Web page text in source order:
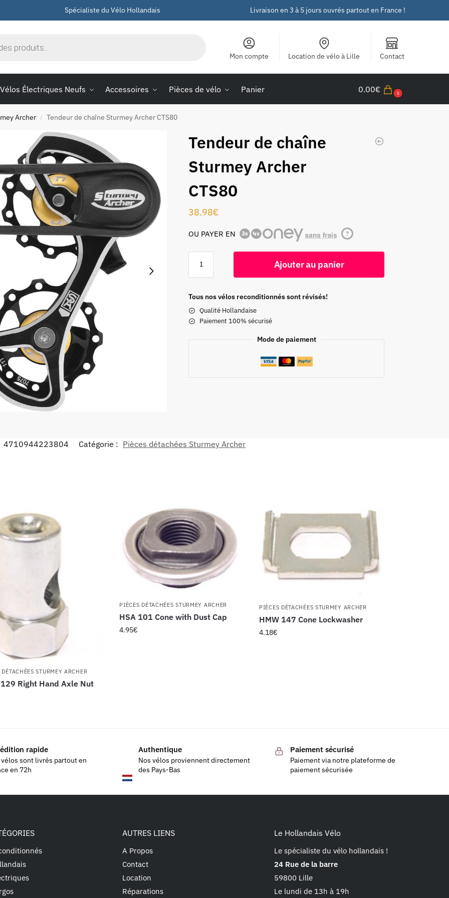
Spécialiste du Vélo Hollandais Livraison en 3 à 5 jours ouvrés partout en France !
Mon compte Location de vélo à Lille Contact
Vélos Électriques Neufs Accessoires Pièces de vélo Panier 0.00€ 0
Archer / Tendeur de chaîne Sturmey Archer CTS80
Tendeur de chaîne
Sturmey Archer
CTS80
38.98€
OU PAYER EN ?
Ajouter au panier
Tous nos vélos reconditionnés sont révisés!
Qualité Hollandaise
Paiement 100% sécurisé
Mode de paiement
4710944223804 Catégorie : Pièces détachées Sturmey Archer
STURMEY ARCHER
Right Hand Axle Nut
PIÈCES DÉTACHÉES STURMEY ARCHER
HSA 101 Cone with Dust Cap
4.95€
PIÈCES DÉTACHÉES STURMEY ARCHER
HMW 147 Cone Lockwasher
4.18€
rapide
sont livrés partout en
en 72h
Authentique
Nos vélos proviennent directement
des Pays-Bas
Paiement sécurisé
Paiement via notre plateforme de
paiement sécurisée
AUTRES LIENS
A Propos
Contact
Location
Réparations
Le Hollandais Vélo
Le spécialiste du vélo hollandais !
24 Rue de la barre
59800 Lille
Le lundi de 13h à 19h